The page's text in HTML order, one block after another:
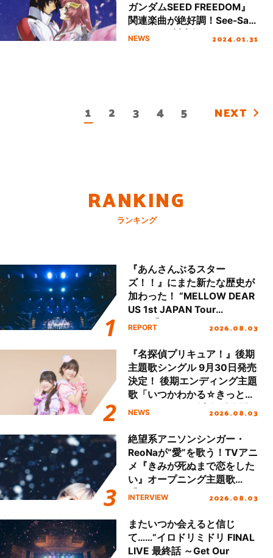
ガンダムSEED FREEDOM』
関連楽曲が絶好調！See-Saw
が1位、西川貴教 with
NEWS 2024.01.31
1 2 3 4 5 NEXT
RANKING
ランキング
『あんさんぶるスター
ズ！！』にまた新たな歴史が
加わった！ “MELLOW DEAR
US 1st JAPAN Tour
Final「NICE to meet YOU
ート!!
REPORT 2026.08.03
『名探偵プリキュア！』後期
主題歌シングル 9月30日発売
決定！ 後期エンディング主題
歌「いつかわかる☆きっとあ
える」TVサイズ先行配信開
NEWS 2026.08.03
絶望系アニソンシンガー・
ReoNaが“愛”を歌う！TVアニ
メ『きみが死ぬまで恋をした
い』オープニング主題歌
「Amore」インタビュー
INTERVIEW 2026.08.03
またいつか会えると信じ
て……“イロドリミドリ FINAL
LIVE 最終話 ～Get Our